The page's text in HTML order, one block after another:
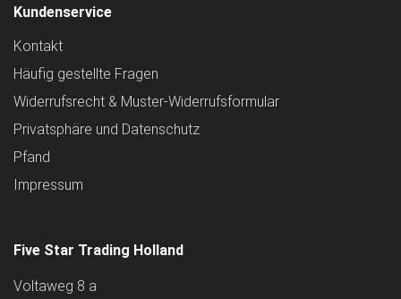
Kundenservice
Kontakt
Häufig gestellte Fragen
Widerrufsrecht & Muster-Widerrufsformular
Privatsphäre und Datenschutz
Pfand
Impressum
Five Star Trading Holland
Voltaweg 8 a